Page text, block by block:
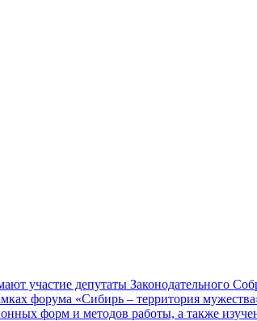
участие депутаты Законодательного
форума «Сибирь – территория
форм и методов работы, а также